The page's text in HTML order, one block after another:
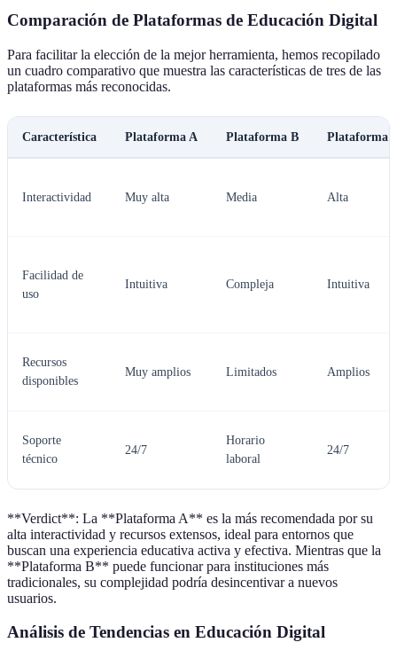
Comparación de Plataformas de Educación Digital
Para facilitar la elección de la mejor herramienta, hemos recopilado
un cuadro comparativo que muestra las características de tres de las
plataformas más reconocidas.
Característica Plataforma A Plataforma B Plataforma
Interactividad Muy alta Media Alta
Facilidad de
uso
Intuitiva Compleja Intuitiva
Recursos
disponibles
Muy amplios Limitados Amplios
Soporte
técnico
24/7
Horario
laboral
24/7
**Verdict**: La **Plataforma A** es la más recomendada por su
alta interactividad y recursos extensos, ideal para entornos que
buscan una experiencia educativa activa y efectiva. Mientras que la
**Plataforma B** puede funcionar para instituciones más
tradicionales, su complejidad podría desincentivar a nuevos
usuarios.
Análisis de Tendencias en Educación Digital